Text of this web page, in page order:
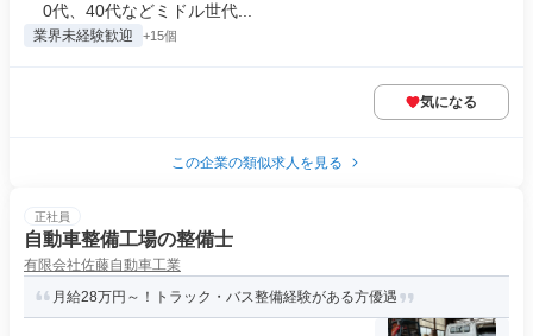
0代、40代などミドル世代...
業界未経験歓迎 +15個
気になる
この企業の類似求人を見る
正社員
自動車整備工場の整備士
有限会社佐藤自動車工業
月給28万円～！トラック・バス整備経験がある方優遇